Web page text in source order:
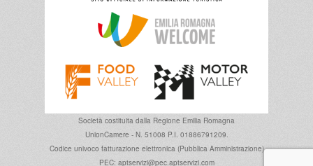
Società costituita dalla Regione Emilia Romagna
UnionCamere - N. 51008 P.I. 01886791209.
Codice univoco fatturazione elettronica (Pubblica Amministrazione)
PEC: aptservizi@pec.aptservizi.com